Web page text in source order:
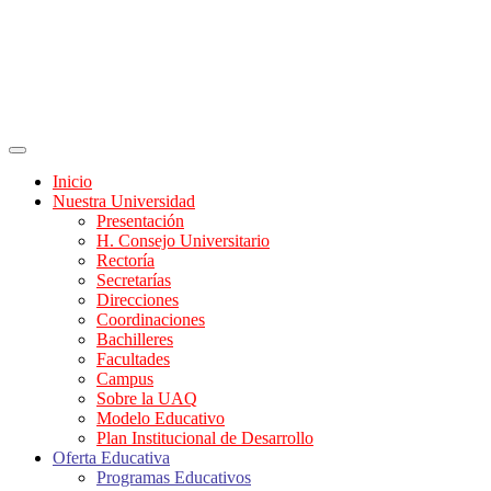
Inicio
Nuestra Universidad
Presentación
H. Consejo Universitario
Rectoría
Secretarías
Direcciones
Coordinaciones
Bachilleres
Facultades
Campus
Sobre la UAQ
Modelo Educativo
Plan Institucional de Desarrollo
Oferta Educativa
Programas Educativos